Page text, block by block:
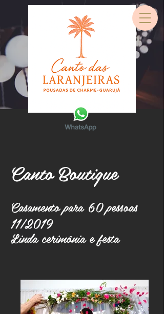
Canto Boutique
Casamento para 60 pessoas
11/2019
Linda cerimônia e festa